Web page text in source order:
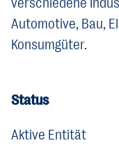
Automotive, Bau,
Konsumgüter.
Status
Aktive Entität